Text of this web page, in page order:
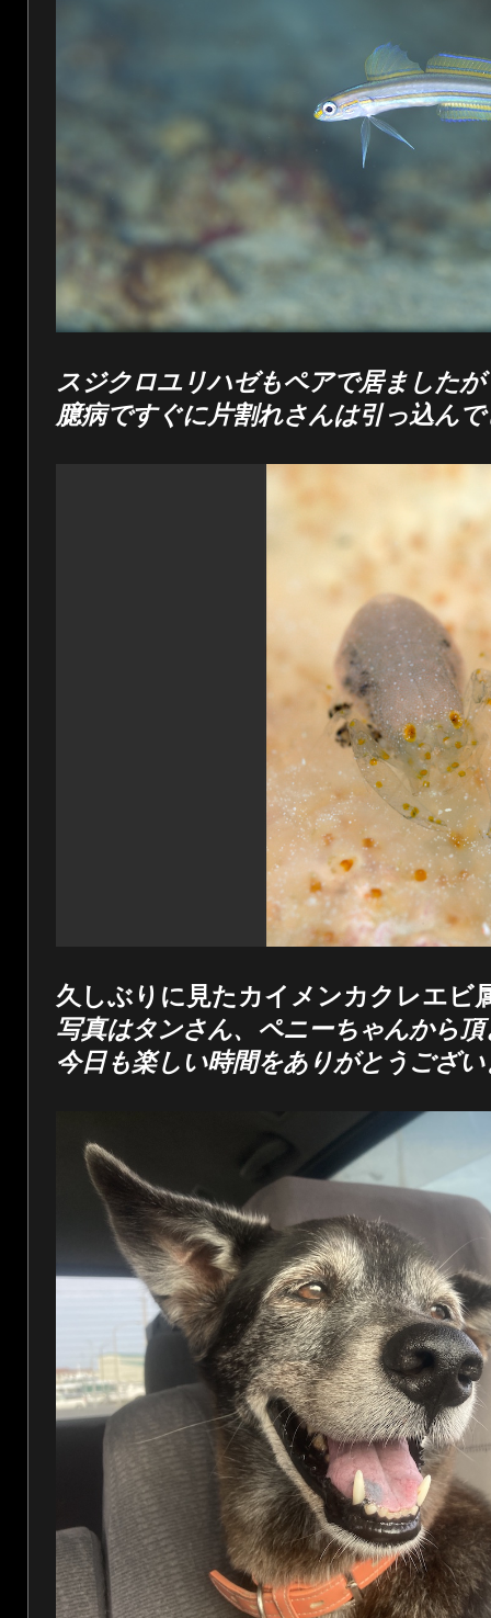
スジクロユリハゼもペアで居ましたが
臆病ですぐに片割れさんは引っ込ん
久しぶりに見たカイメンカクレエビ
写真はタンさん、ペニーちゃんから
今日も楽しい時間をありがとうござ